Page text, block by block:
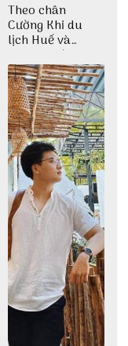
Theo chân
Cường Khỉ du
lịch Huế và
check-in đúng
những góc chụp
đẹp